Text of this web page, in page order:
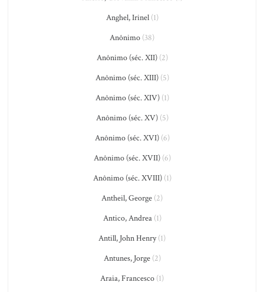
Anghel, Irinel(1)
Anônimo (38)
Anônimo (séc. XII)(2)
Anônimo (séc. XIII)(5)
Anônimo (séc. XIV)(1)
Anônimo (séc. XV)(5)
Anônimo (séc. XVI)(6)
Anônimo (séc. XVII)(6)
Anônimo (séc. XVIII)(1)
Antheil, George (2)
Antico, Andrea(1)
Antill, John Henry(1)
Antunes, Jorge(2)
Araia, Francesco (1)